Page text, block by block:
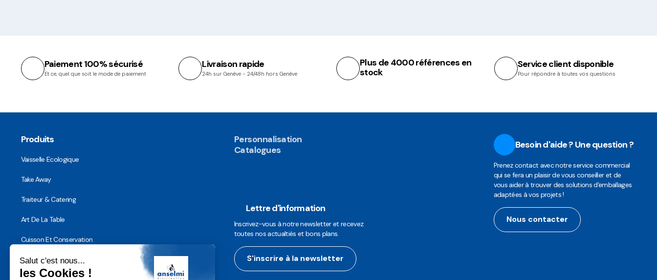
Paiement 100% sécurisé
Et ce, quel que soit le mode de paiement
Livraison rapide
24h sur Genève - 24/48h hors Genève
Plus de 4000 références en
stock
Service client disponible
Pour répondre à toutes vos questions
Produits
Vaisselle Ecologique
Take Away
Traiteur & Catering
Art De La Table
Cuisson Et Conservation
Hygiène, Sécurité et Traçabilité
Personnalisation
Catalogues
Lettre d'information
Inscrivez-vous à notre newsletter et recevez
toutes nos actualtiés et bons plans.
S'inscrire à la newsletter
Besoin d'aide ? Une question ?
Prenez contact avec notre service commercial
qui se fera un plaisir de vous conseiller et de
vous aider à trouver des solutions d'emballages
adaptées à vos projets !
Nous contacter